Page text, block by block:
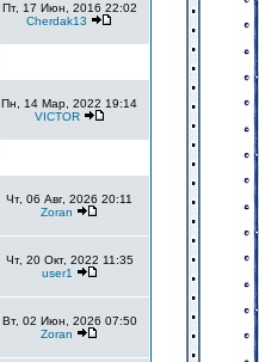
Пт, 17 Июн, 2016 22:02
Cherdak13
Пн, 14 Мар, 2022 19:14
VICTOR
Чт, 06 Авг, 2026 20:11
Zoran
Чт, 20 Окт, 2022 11:35
user1
Вт, 02 Июн, 2026 07:50
Zoran